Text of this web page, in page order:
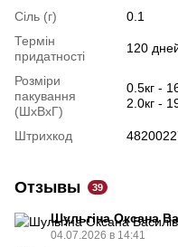
Сіль (г)
0.1
Термін
придатності
120
Розміри
пакування
(ШхВхГ)
0.5кг -
2.0кг -
Штрихкод
Отзывы 39
Шульгіна Оксана
04.07.2026 в 14:41